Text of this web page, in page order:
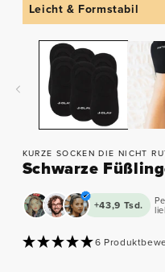
Leicht & Formstabil
KURZE SOCKEN DIE NICHT
Schwarze
+43,9 Tsd.
6